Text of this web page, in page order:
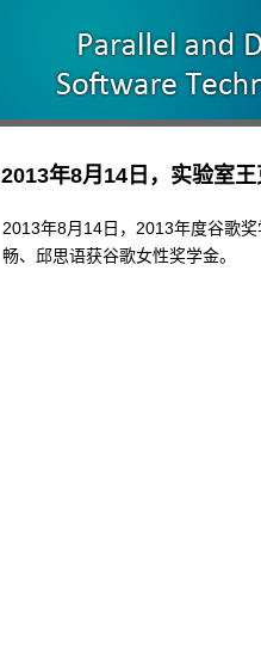
2013年8月14日，实验室
2013年8月14日，2013年度谷歌
畅、邱思语获谷歌女性奖学金。